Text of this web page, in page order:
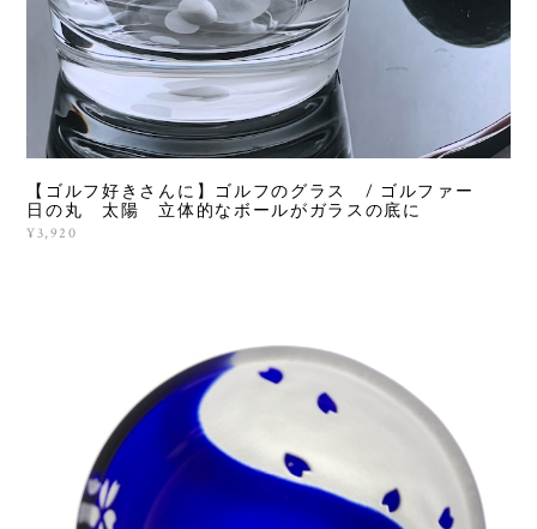
【ゴルフ好きさんに】ゴルフのグラス / ゴルファー
日の丸 太陽 立体的なボールがガラスの底に
¥3,920